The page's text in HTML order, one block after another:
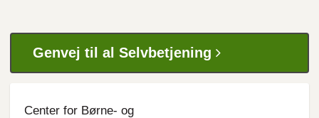
Genvej til al Selvbetjening
Center for Børne- og